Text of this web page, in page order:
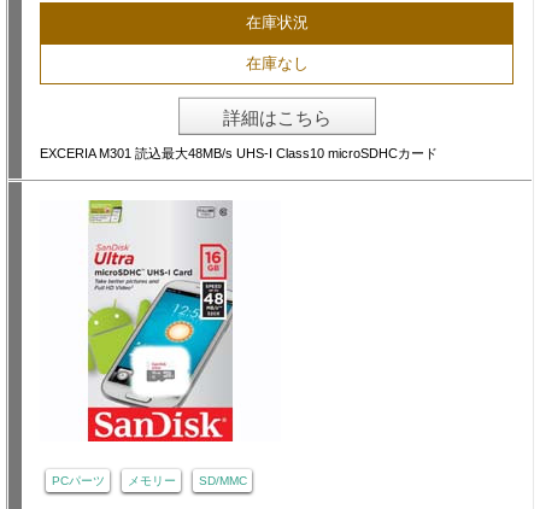
在庫状況
在庫なし
詳細はこちら
EXCERIA M301 読込最大48MB/s UHS-I Class10 microSDHCカード
PCパーツ メモリー SD/MMC